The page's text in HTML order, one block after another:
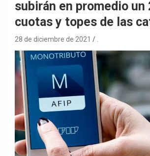
subirán en promedio un
cuotas y topes de las
28 de diciembre de 2021